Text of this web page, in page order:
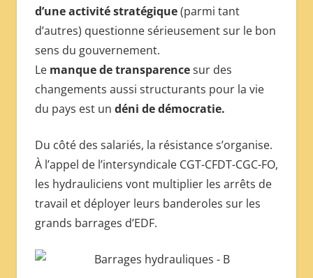
d’une activité stratégique(parmi tant
d’autres) questionne sérieusement sur le bon
sens du gouvernement.
Le manque de transparencesur des
changements aussi structurants pour la vie
du pays est un déni de démocratie.
Du côté des salariés, la résistance s’organise.
À l’appel de l’intersyndicale CGT-CFDT-CGC-FO,
les hydrauliciens vont multiplier les arrêts de
travail et déployer leurs banderoles sur les
grands barrages d’EDF.